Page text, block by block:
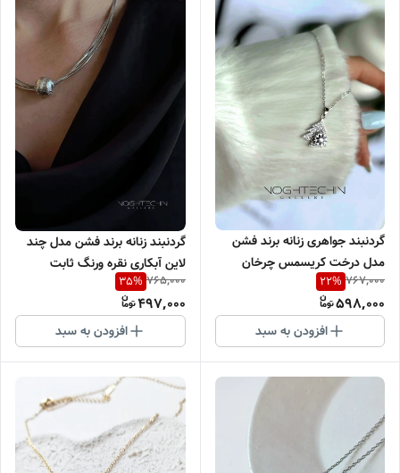
گردنبند جواهری زنانه برند فشن
مدل درخت کریسمس چرخان
آبکاری نقره رنگ ثابت
767,000
22%
598,000
افزودن به سبد
گردنبند زنانه برند فشن مدل چند
لاین آبکاری نقره ورنگ ثابت
765,000
35%
497,000
افزودن به سبد